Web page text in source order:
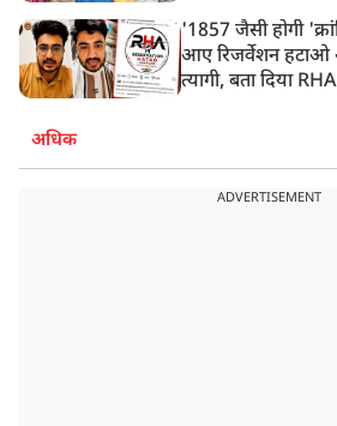
'1857 जैसी होगी
आए रिजर्वेशन हटाओ
त्यागी, बता दिया
अधिक
ADVERTISEMENT